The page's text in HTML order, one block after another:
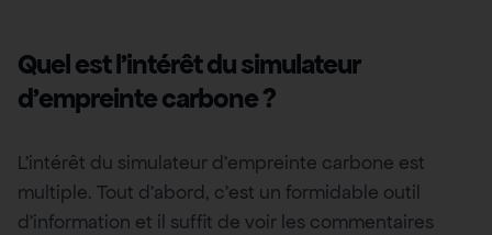
Quel est l’intérêt du simulateur
d’empreinte carbone ?
L’intérêt du simulateur d’empreinte carbone est
multiple. Tout d’abord, c’est un formidable outil
d’information et il suffit de voir les commentaires